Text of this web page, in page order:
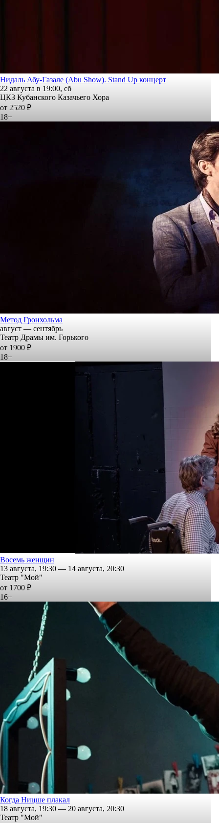
Нидаль Абу-Газале (Abu Show). Stand Up концерт
22 августа в 19:00, сб
ЦКЗ Кубанского Казачьего Хора
от 2520 ₽
18+
Метод Гронхольма
август — сентябрь
Театр Драмы им. Горького
от 1900 ₽
18+
Восемь женщин
13 августа, 19:30 — 14 августа, 20:30
Театр "Мой"
от 1700 ₽
16+
Когда Ницше плакал
18 августа, 19:30 — 20 августа, 20:30
Театр "Мой"